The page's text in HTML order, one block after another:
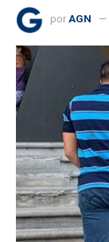
por AGN